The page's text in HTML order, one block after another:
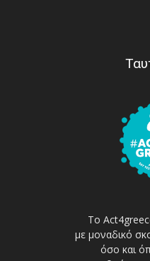
Το
με μοναδικό
όσο και